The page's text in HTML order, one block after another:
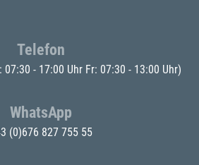
Telefon
07:30 - 17:00 Uhr Fr: 07:30 - 13:00 Uhr)
WhatsApp
(0)676 827 755 55